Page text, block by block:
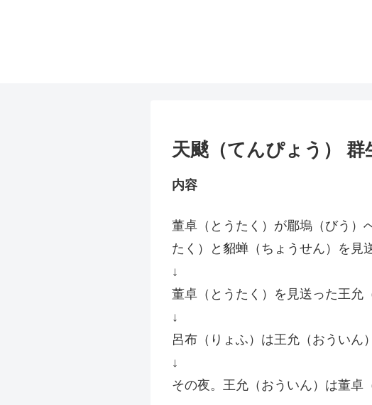
天颷（てんぴょう） 群
内容
董卓（とうたく）が郿塢（びう）
たく）と貂蝉（ちょうせん）を見
↓
董卓（とうたく）を見送った王允
↓
呂布（りょふ）は王允（おういん
↓
その夜。王允（おういん）は董卓